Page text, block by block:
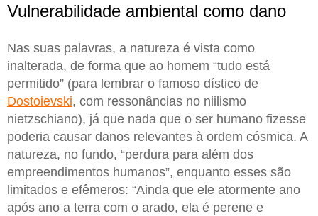
Vulnerabilidade ambiental como dano
Nas suas palavras, a natureza é vista como
inalterada, de forma que ao homem “tudo está
permitido” (para lembrar o famoso dístico de
Dostoievski, com ressonâncias no niilismo
nietzschiano), já que nada que o ser humano fizesse
poderia causar danos relevantes à ordem cósmica. A
natureza, no fundo, “perdura para além dos
empreendimentos humanos”, enquanto esses são
limitados e efêmeros: “Ainda que ele atormente ano
após ano a terra com o arado, ela é perene e